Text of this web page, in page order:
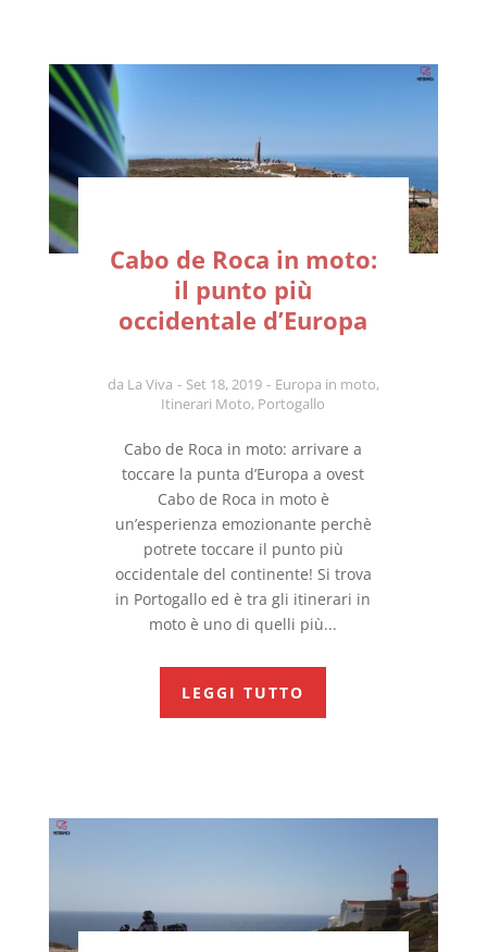
Cabo de Roca in moto:
il punto più
occidentale d’Europa
da La Viva Set 18, 2019 Europa in moto,
Itinerari Moto, Portogallo
Cabo de Roca in moto: arrivare a
toccare la punta d’Europa a ovest
Cabo de Roca in moto è
un’esperienza emozionante perchè
potrete toccare il punto più
occidentale del continente! Si trova
in Portogallo ed è tra gli itinerari in
moto è uno di quelli più...
LEGGI TUTTO